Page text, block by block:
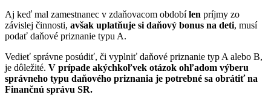
Aj keď mal zamestnanec v zdaňovacom obdobílen príjmy zo
závislej činnosti, avšak uplatňuje si daňový bonus na deti, musí
podať daňové priznanie typu A.
Vedieť správne posúdiť, či vyplniť daňové priznanie typ A alebo B,
je dôležité. V prípade akýchkoľvek otázok ohľadom výberu
správneho typu daňového priznania je potrebné sa obrátiť na
Finančnú správu SR.